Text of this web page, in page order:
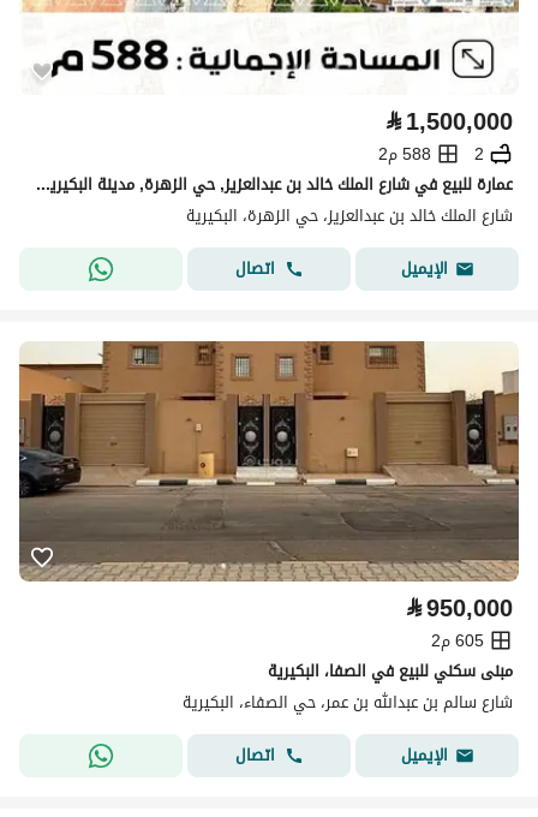
⃁1,500,000
2
588 م2
عمارة للبيع في شارع الملك خالد بن عبدالعزيز, حي الزهرة, مدينة البكيرية, منطقة القصيم
شارع الملك خالد بن عبدالعزيز، حي الزهرة، البكيرية
الإيميل
اتصال
⃁950,000
605 م2
مبنى سكني للبيع في الصفا، البكيرية
شارع سالم بن عبدالله بن عمر، حي الصفاء، البكيرية
الإيميل
اتصال